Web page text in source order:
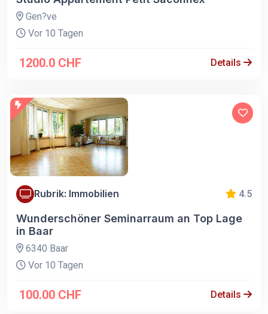
Gen?ve
Vor 10 Tagen
1200.0 CHF Details
Rubrik: Immobilien 4.5
Wunderschöner Seminarraum an Top Lage
in Baar
6340 Baar
Vor 10 Tagen
100.00 CHF Details